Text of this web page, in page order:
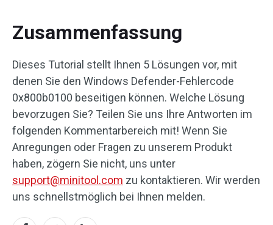
Zusammenfassung
Dieses Tutorial stellt Ihnen 5 Lösungen vor, mit
denen Sie den Windows Defender-Fehlercode
0x800b0100 beseitigen können. Welche Lösung
bevorzugen Sie? Teilen Sie uns Ihre Antworten im
folgenden Kommentarbereich mit! Wenn Sie
Anregungen oder Fragen zu unserem Produkt
haben, zögern Sie nicht, uns unter
support@minitool.com zu kontaktieren. Wir werden
uns schnellstmöglich bei Ihnen melden.